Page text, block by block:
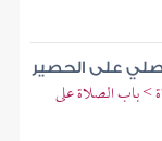
على الحصير
باب الصلاة على